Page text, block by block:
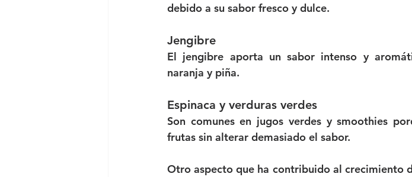
debido a su sabor fresco y dulce.
Jengibre
El jengibre aporta un sabor intenso y
naranja y piña.
Espinaca y verduras verdes
Son comunes en jugos verdes y smoothies
frutas sin alterar demasiado el sabor.
Otro aspecto que ha contribuido al crecimiento